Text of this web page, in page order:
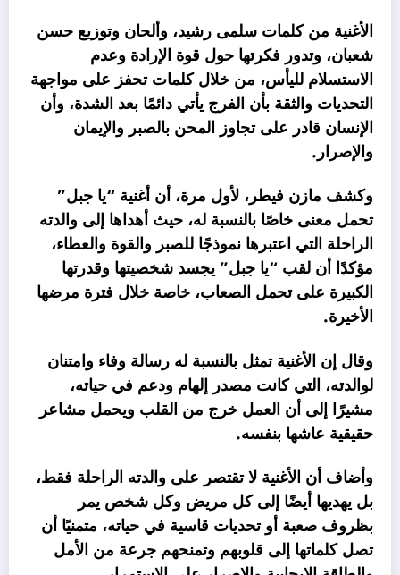
الأغنية من كلمات سلمى رشيد، وألحان وتوزيع حسن
شعبان، وتدور فكرتها حول قوة الإرادة وعدم
الاستسلام لليأس، من خلال كلمات تحفز على مواجهة
التحديات والثقة بأن الفرج يأتي دائمًا بعد الشدة، وأن
الإنسان قادر على تجاوز المحن بالصبر والإيمان
والإصرار.
وكشف مازن فيطر، لأول مرة، أن أغنية “يا جبل”
تحمل معنى خاصًا بالنسبة له، حيث أهداها إلى والدته
الراحلة التي اعتبرها نموذجًا للصبر والقوة والعطاء،
مؤكدًا أن لقب “يا جبل” يجسد شخصيتها وقدرتها
الكبيرة على تحمل الصعاب، خاصة خلال فترة مرضها
الأخيرة.
وقال إن الأغنية تمثل بالنسبة له رسالة وفاء وامتنان
لوالدته، التي كانت مصدر إلهام ودعم في حياته،
مشيرًا إلى أن العمل خرج من القلب ويحمل مشاعر
حقيقية عاشها بنفسه.
وأضاف أن الأغنية لا تقتصر على والدته الراحلة فقط،
بل يهديها أيضًا إلى كل مريض وكل شخص يمر
بظروف صعبة أو تحديات قاسية في حياته، متمنيًا أن
تصل كلماتها إلى قلوبهم وتمنحهم جرعة من الأمل